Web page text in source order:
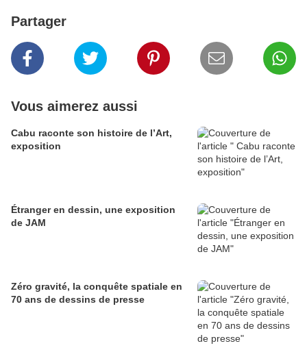
Partager
Vous aimerez aussi
Cabu raconte son histoire de l’Art,
exposition
Étranger en dessin, une exposition
de JAM
Zéro gravité, la conquête spatiale en
70 ans de dessins de presse